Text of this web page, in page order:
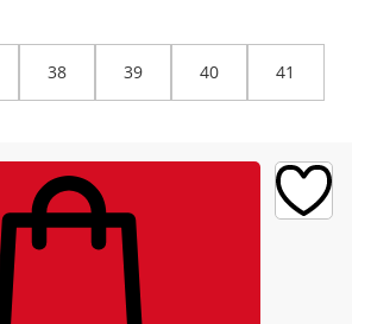
38 39 40 41